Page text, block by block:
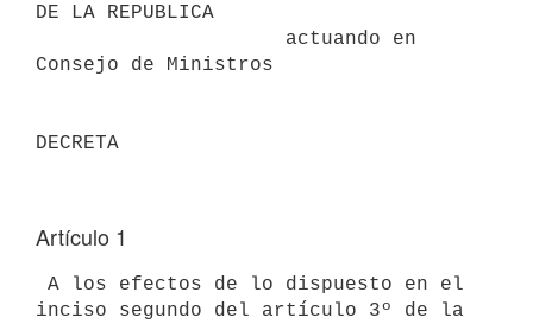
DE LA REPUBLICA
Consejo de Ministros
Artículo 1
inciso segundo del artículo 3º de la